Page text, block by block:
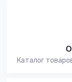
Каталог